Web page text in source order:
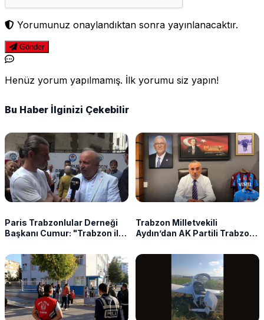
Yorumunuz onaylandıktan sonra yayınlanacaktır.
Gönder
Henüz yorum yapılmamış. İlk yorumu siz yapın!
Bu Haber İlginizi Çekebilir
Paris Trabzonlular Derneği
Başkanı Cumur: "Trabzon ile
kuruyoruz"
Trabzon Milletvekili
Aydın’dan AK Partili Trabzon
“İmzanızı geri çekin!”